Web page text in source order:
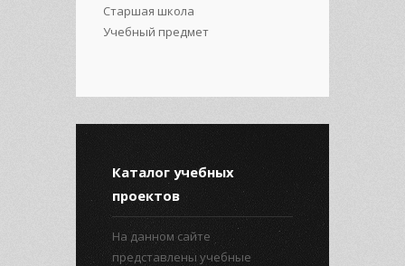
Старшая школа
Учебный предмет
Каталог учебных
проектов
На данном сайте
представлены учебные